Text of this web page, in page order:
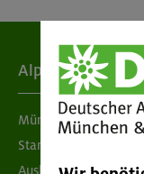
Alpenverein
München & Oberland
Standorte
Ausbildung & Jobs